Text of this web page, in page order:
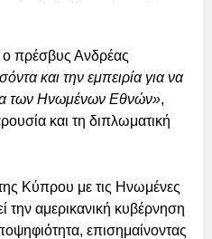
πρέσβυς Ανδρέας
και την εμπειρία για να
των Ηνωμένων Εθνών»,
και τη διπλωματική
Κύπρου με τις Ηνωμένες
την αμερικανική κυβέρνηση
επισημαίνοντας